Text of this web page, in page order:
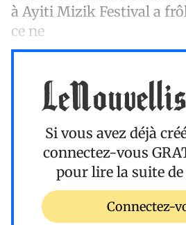
à Ayiti Mizik Festival a
ce ne
Si vous avez déjà
connectez-vous
pour lire la suite
Connectez-